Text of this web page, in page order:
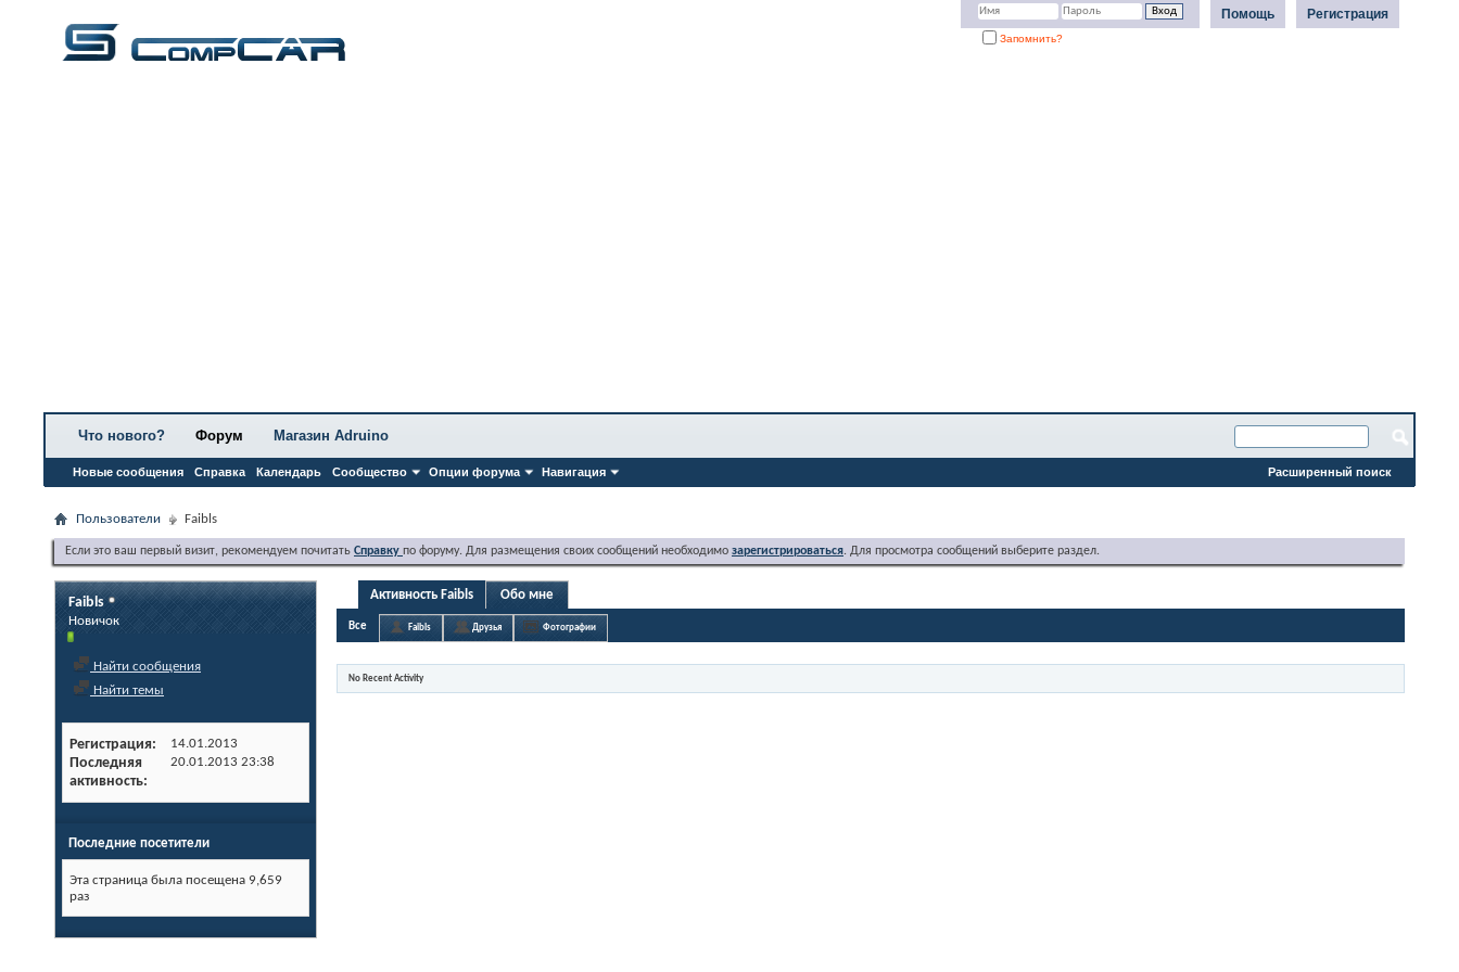
Регистрация
Помощь
Запомнить?
Что нового? Форум
Новые сообщения Справка Календарь Сообщество Опции форума Навигация
Магазин Adruino
Расширенный поиск
Пользователи Faibls
Если это ваш первый визит, рекомендуем почитать Справку по форуму. Для размещения своих сообщений необходимо зарегистрироваться. Для просмотра сообщений выберите раздел.
Faibls
Новичок
Найти сообщения
Найти темы
Регистрация 14.01.2013
Последняя
активность
20.01.2013 23:38
Последние посетители
Эта страница была посещена 9,659
раз
Активность Faibls Обо мне
Все Faibls Друзья Фотографии
No Recent Activity